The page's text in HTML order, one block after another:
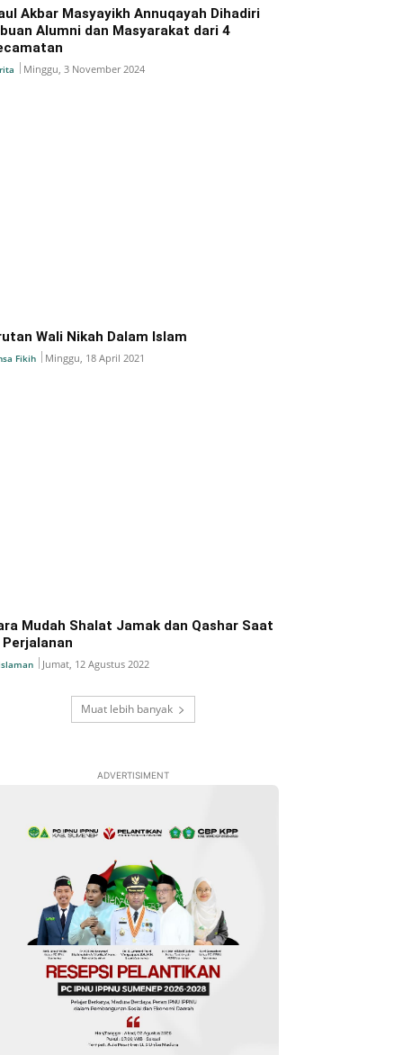
Akbar Masyayikh Annuqayah Dihadiri
Alumni dan Masyarakat dari 4
Minggu, 3 November 2024
Wali Nikah Dalam Islam
Fikih Minggu, 18 April 2021
Mudah Shalat Jamak dan Qashar Saat
Perjalanan
Jumat, 12 Agustus 2022
Muat lebih banyak
ADVERTISIMENT